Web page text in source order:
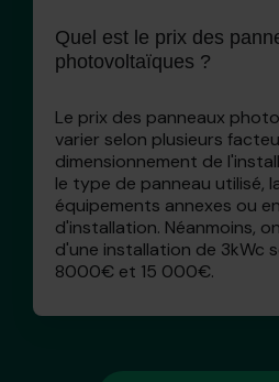
Quel est le prix des
photovoltaïques ?
Le prix des panneaux
varier selon plusieurs
dimensionnement de
le type de panneau utilisé,
équipements annexes ou
d'installation. Néanmoins,
d'une installation de 3kWc
8000€ et 15 000€.